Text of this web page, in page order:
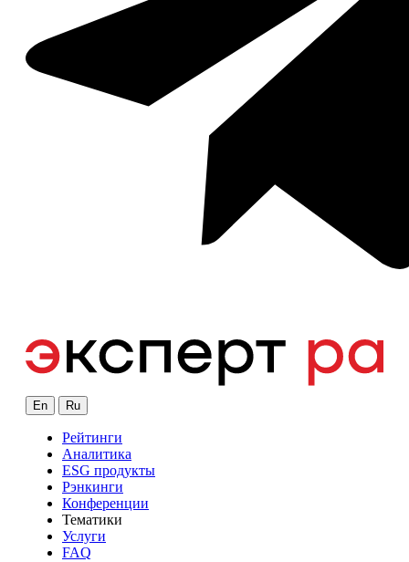
En Ru
Рейтинги
Аналитика
ESG продукты
Рэнкинги
Конференции
Тематики
Услуги
FAQ